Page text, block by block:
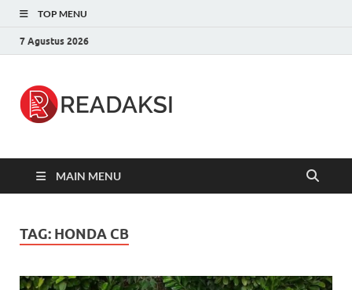
TOP MENU
7 Agustus 2026
MAIN MENU
TAG: HONDA CB